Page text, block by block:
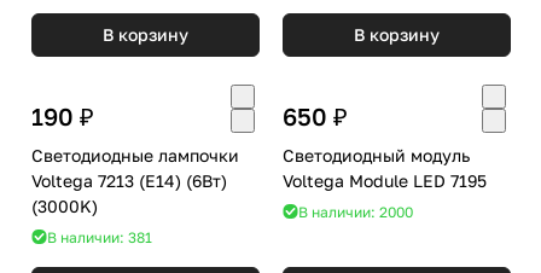
В корзину В корзину
190 ₽
Светодиодные лампочки
Voltega 7213 (E14) (6Вт)
(3000K)
В наличии: 381
650 ₽
Светодиодный модуль
Voltega Module LED 7195
В наличии: 2000